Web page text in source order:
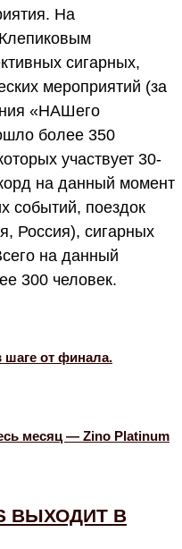
На
сигарных,
мероприятий (за
«НАШего
более 350
участвует 30-
на данный момент
событий, поездок
Россия), сигарных
на данный
300 человек.
шаге от финала.
месяц — Zino Platinum
ВЫХОДИТ В